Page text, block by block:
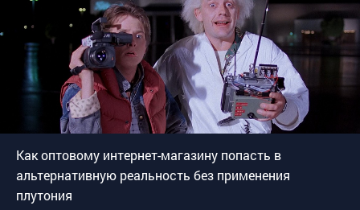
Как оптовому интернет-магазину попасть в
альтернативную реальность без применения
плутония